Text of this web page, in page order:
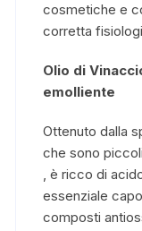
cosmetiche e
corretta
Olio di
emolliente
Ottenuto dalla
che sono
, è ricco di
essenziale
composti